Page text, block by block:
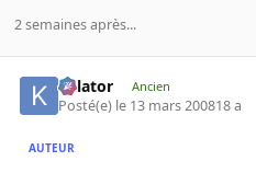
2 semaines après...
Killator Ancien
Posté(e) le 13 mars 200818 a
AUTEUR